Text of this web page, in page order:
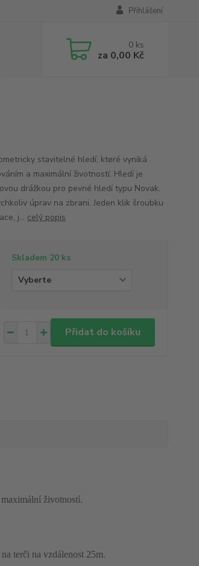
Přihlášení
0 ks
za 0,00 Kč
stavitelné hledí, které vyniká
a maximální životností. Hledí je
drážkou pro pevné hledí typu Novak.
úprav na zbrani. Jeden klik šroubku
j... celý popis
Skladem 20 ks
Přidat do košíku
životností.
terči na vzdálenost 25m.